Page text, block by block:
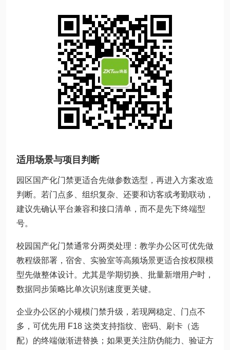
适用场景与项目判断
园区国产化门禁更适合先做参数选型，再进入方案改造
判断。若门点多、组织复杂、还要和访客或考勤联动，
建议先确认平台兼容和接口清单，而不是先下终端型
号。
校园国产化门禁通常分两类处理：教学办公区可优先做
教程级部署，宿舍、实验室等高频场景更适合按权限模
型先做整体设计。尤其是学期切换、批量新增用户时，
数据同步策略比单次识别速度更关键。
企业办公区的小规模门禁升级，若现网稳定、门点不
多，可优先用 F18 这类支持指纹、密码、刷卡（选
配）的终端做渐进替换；如果更关注防伪能力、验证方